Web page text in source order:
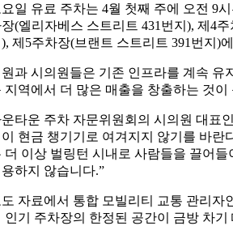
일 유료 주차는 4월 첫째 주에 오전 9
(엘리자베스 스트리트 431번지), 제4
제5주차장(브랜트 스트리트 391번지)
과 시의원들은 기존 인프라를 계속 유
지역에서 더 많은 매출을 창출하는 것이
타운 주차 자문위원회의 시의원 대표
현금 챙기기로 여겨지지 않기를 바란
더 이상 벌링턴 시내로 사람들을 끌어
하지 않습니다.”
자료에서 통합 모빌리티 교통 관리자
인기 주차장의 한정된 공간이 금방 차